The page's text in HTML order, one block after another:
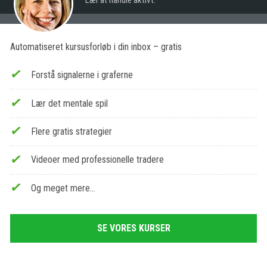
Automatiseret kursusforløb i din inbox – gratis
Forstå signalerne i graferne
Lær det mentale spil
Flere gratis strategier
Videoer med professionelle tradere
Og meget mere…
SE VORES KURSER